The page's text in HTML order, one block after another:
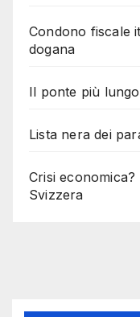
Condono fiscale
dogana
Il ponte più
Lista nera dei
Crisi
Svizzera